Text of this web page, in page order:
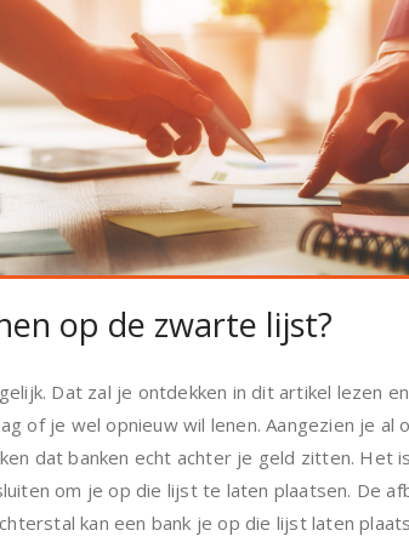
op de zwarte lijst?
Dat zal je ontdekken in dit artikel lezen
of je wel opnieuw wil lenen. Aangezien je al
dat banken echt achter je geld zitten. Het
om je op die lijst te laten plaatsen. De
kan een bank je op die lijst laten